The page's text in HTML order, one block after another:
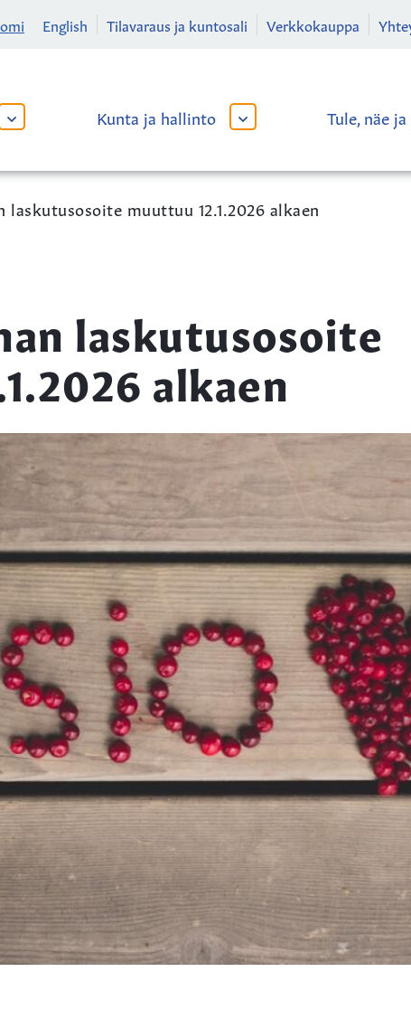
English Tilavaraus ja kuntosali Verkkokauppa
AVAA
ALAVALIKKO
Kunta ja hallinto
AVAA
ALAVALIKKO
Tule, näe
laskutusosoite muuttuu 12.1.2026 alkaen
laskutusosoite
alkaen